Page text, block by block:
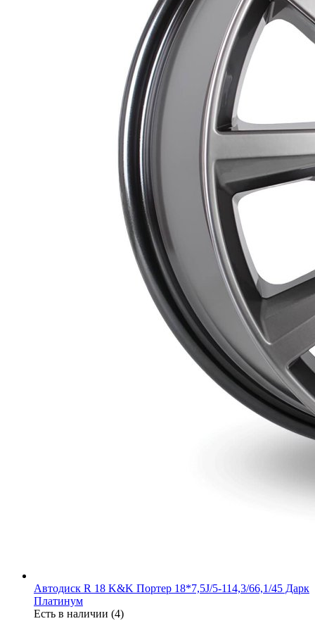
Автодиск R 18 K&K Портер 18*7,5J/5-114,3/66,1/45 Дарк
Платинум
Есть в наличии (4)